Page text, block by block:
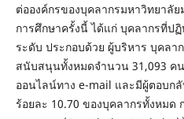
ต่อองค์กรของบุคลากรมหาวิทยาลั
การศึกษาครั้งนี้ ได้แก่ บุคลากรที่ป
ระดับ ประกอบด้วย ผู้บริหาร บุคลา
สนับสนุนทั้งหมดจำนวน 31,093 ค
ออนไลน์ทาง e-mail และมีผู้ตอบก
ร้อยละ 10.70 ของบุคลากรทั้งหมด